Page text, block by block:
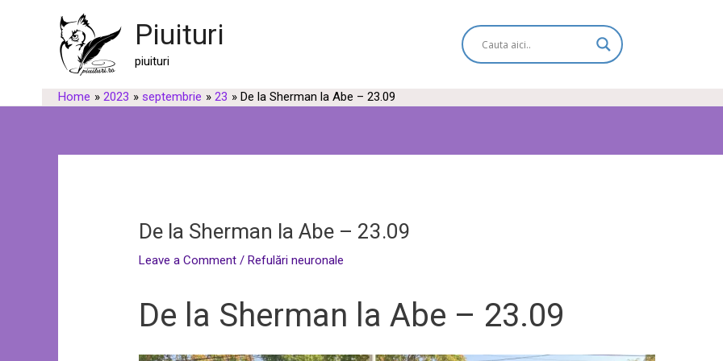
Piuituri
piuituri
Home 2023 septembrie 23 De la Sherman la Abe – 23.09
De la Sherman la Abe – 23.09
Leave a Comment /Refulări neuronale
De la Sherman la Abe – 23.09
navigation